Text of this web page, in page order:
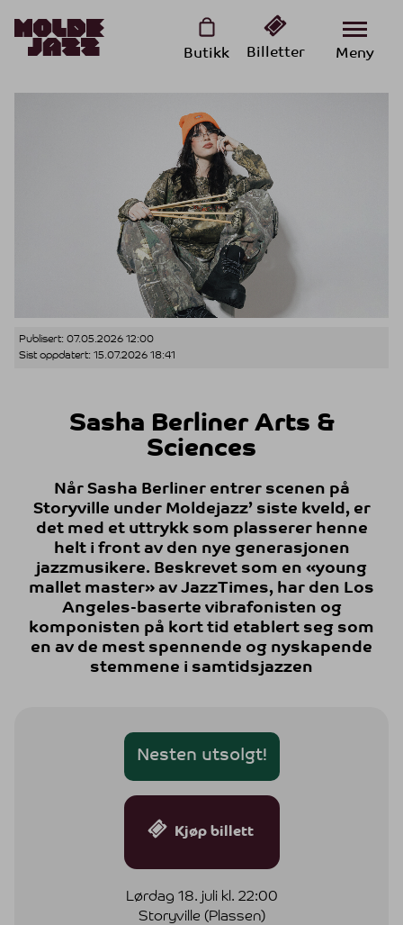
Butikk Billetter Meny
Publisert: 07.05.2026 12:00
Sist oppdatert: 15.07.2026 18:41
Sasha Berliner Arts &
Sciences
Når Sasha Berliner entrer scenen på
Storyville under Moldejazz’ siste kveld, er
det med et uttrykk som plasserer henne
helt i front av den nye generasjonen
jazzmusikere. Beskrevet som en «young
mallet master» av JazzTimes, har den Los
Angeles-baserte vibrafonisten og
komponisten på kort tid etablert seg som
en av de mest spennende og nyskapende
stemmene i samtidsjazzen
Nesten utsolgt!
Kjøp billett
Lørdag 18. juli kl. 22:00
Storyville (Plassen)